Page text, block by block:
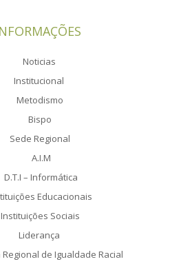
Noticias
Institucional
Metodismo
Bispo
Sede Regional
A.I.M
D.T.I – Informática
Educacionais
Instituições Sociais
Liderança
de Igualdade Racial